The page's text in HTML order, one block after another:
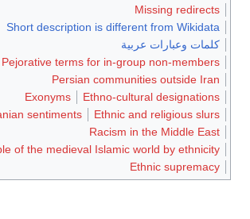
Missing redirects
Short description is different from Wikidata
كلمات وعبارات عربية
Pejorative terms for in-group non-members
Persian communities outside Iran
Ethno-cultural designations
Exonyms
Ethnic and religious slurs
sentiments
Racism in the Middle East
of the medieval Islamic world by ethnicity
Ethnic supremacy